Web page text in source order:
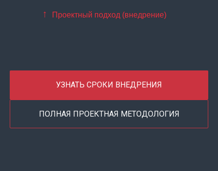
Проектный подход (внедрение)
↑
УЗНАТЬ СРОКИ ВНЕДРЕНИЯ
ПОЛНАЯ ПРОЕКТНАЯ МЕТОДОЛОГИЯ